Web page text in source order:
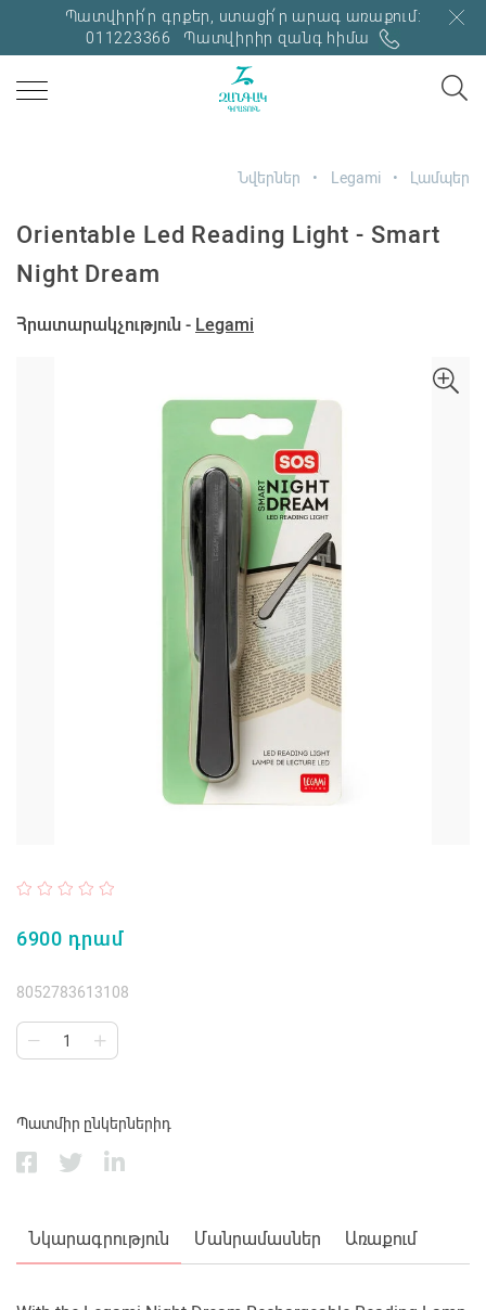
Պատվիրի՛ր գրքեր, ստացի՛ր արագ առաքում:
011223366
Պատվիրիր զանգ հիմա
Նվերներ Legami Լամպեր
Orientable Led Reading Light - Smart
Night Dream
Հրատարակչություն - Legami
6900 դրամ
8052783613108
Պատմիր ընկերներիդ
Նկարագրություն Մանրամասներ Առաքում